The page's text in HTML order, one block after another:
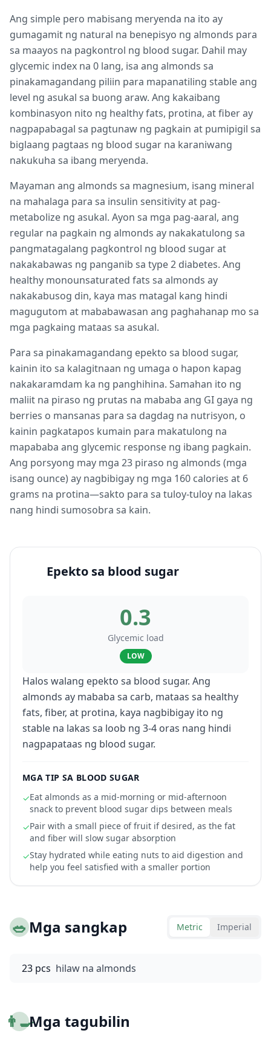
Ang simple pero mabisang meryenda na ito ay
gumagamit ng natural na benepisyo ng almonds para
sa maayos na pagkontrol ng blood sugar. Dahil may
glycemic index na 0 lang, isa ang almonds sa
pinakamagandang piliin para mapanatiling stable ang
level ng asukal sa buong araw. Ang kakaibang
kombinasyon nito ng healthy fats, protina, at fiber ay
nagpapabagal sa pagtunaw ng pagkain at pumipigil sa
biglaang pagtaas ng blood sugar na karaniwang
nakukuha sa ibang meryenda.
Mayaman ang almonds sa magnesium, isang mineral
na mahalaga para sa insulin sensitivity at pag-
metabolize ng asukal. Ayon sa mga pag-aaral, ang
regular na pagkain ng almonds ay nakakatulong sa
pangmatagalang pagkontrol ng blood sugar at
nakakabawas ng panganib sa type 2 diabetes. Ang
healthy monounsaturated fats sa almonds ay
nakakabusog din, kaya mas matagal kang hindi
magugutom at mababawasan ang paghahanap mo sa
mga pagkaing mataas sa asukal.
Para sa pinakamagandang epekto sa blood sugar,
kainin ito sa kalagitnaan ng umaga o hapon kapag
nakakaramdam ka ng panghihina. Samahan ito ng
maliit na piraso ng prutas na mababa ang GI gaya ng
berries o mansanas para sa dagdag na nutrisyon, o
kainin pagkatapos kumain para makatulong na
mapababa ang glycemic response ng ibang pagkain.
Ang porsyong may mga 23 piraso ng almonds (mga
isang ounce) ay nagbibigay ng mga 160 calories at 6
grams na protina—sakto para sa tuloy-tuloy na lakas
nang hindi sumosobra sa kain.
Epekto sa blood sugar
0.3
Glycemic load
LOW
Halos walang epekto sa blood sugar. Ang
almonds ay mababa sa carb, mataas sa healthy
fats, fiber, at protina, kaya nagbibigay ito ng
stable na lakas sa loob ng 3-4 oras nang hindi
nagpapataas ng blood sugar.
MGA TIP SA BLOOD SUGAR
✓Eat almonds as a mid-morning or mid-afternoon
snack to prevent blood sugar dips between meals
✓Pair with a small piece of fruit if desired, as the fat
and fiber will slow sugar absorption
✓Stay hydrated while eating nuts to aid digestion and
help you feel satisfied with a smaller portion
🥗Mga sangkap Metric Imperial
23 pcs hilaw na almonds
👨‍🍳Mga tagubilin